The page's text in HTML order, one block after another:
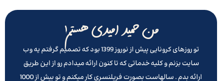
من حمید امیدی هستم!
تو روزهای کرونایی پیش از نوروز 1399 بود که تصمیم گرفتم یه وب
سایت بزنم و کلیه خدماتی که تا کنون ارائه میدادم رو از این طریق
ارائه بدم . سالهاست بصورت فریلنسری کار میکنم و تو بیش از 1000